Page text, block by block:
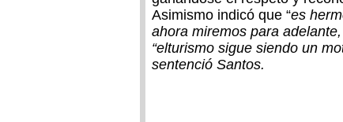
Asimismo indicó que “es
ahora miremos para
“elturismo sigue siendo un
sentenció Santos.